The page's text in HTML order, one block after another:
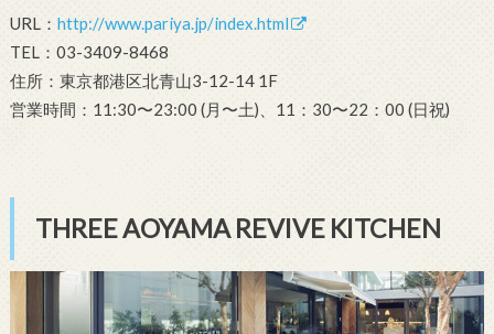
URL： http://www.pariya.jp/index.html
TEL：03-3409-8468
住所：東京都港区北青山3-12-14 1F
営業時間：11:30〜23:00 (月〜土)、11：30〜22：00 (日祝)
THREE AOYAMA REVIVE KITCHEN